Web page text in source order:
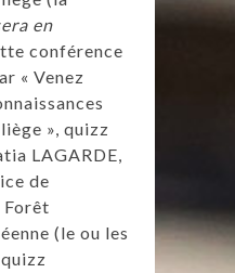
en
conférence
« Venez
», quizz
LAGARDE,
de
Forêt
(le ou les